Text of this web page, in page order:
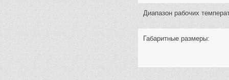
Диапазон рабочих
Габаритные размеры: